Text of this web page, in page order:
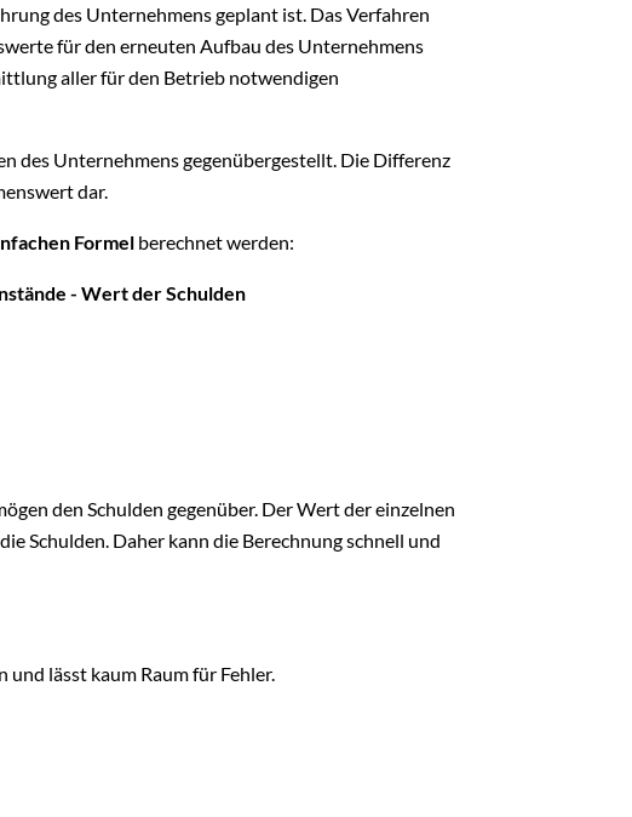
des Unternehmens geplant ist. Das Verfahren
für den erneuten Aufbau des Unternehmens
aller für den Betrieb notwendigen
des Unternehmens gegenübergestellt. Die Differenz
dar.
Formel berechnet werden:
- Wert der Schulden
den Schulden gegenüber. Der Wert der einzelnen
Schulden. Daher kann die Berechnung schnell und
und lässt kaum Raum für Fehler.